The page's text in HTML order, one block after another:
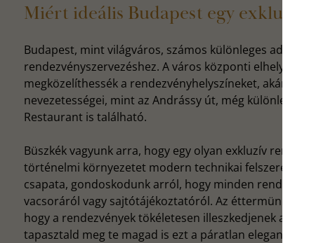
Miért ideális Budapest egy exkluzív
Budapest, mint világváros, számos különleges adottsággal
rendezvényszervezéshez. A város központi
megközelíthessék a rendezvényhelyszíneket, akár
nevezetességei, mint az Andrássy út, még
Restaurant is található.
Büszkék vagyunk arra, hogy egy olyan exkluzív
történelmi környezetet modern technikai felszereltséggel
csapata, gondoskodunk arról, hogy minden rendezvény
vacsoráról vagy sajtótájékoztatóról. Az éttermünk elegáns
hogy a rendezvények tökéletesen illeszkedjenek a
tapasztald meg te magad is ezt a páratlan eleganciát, amit